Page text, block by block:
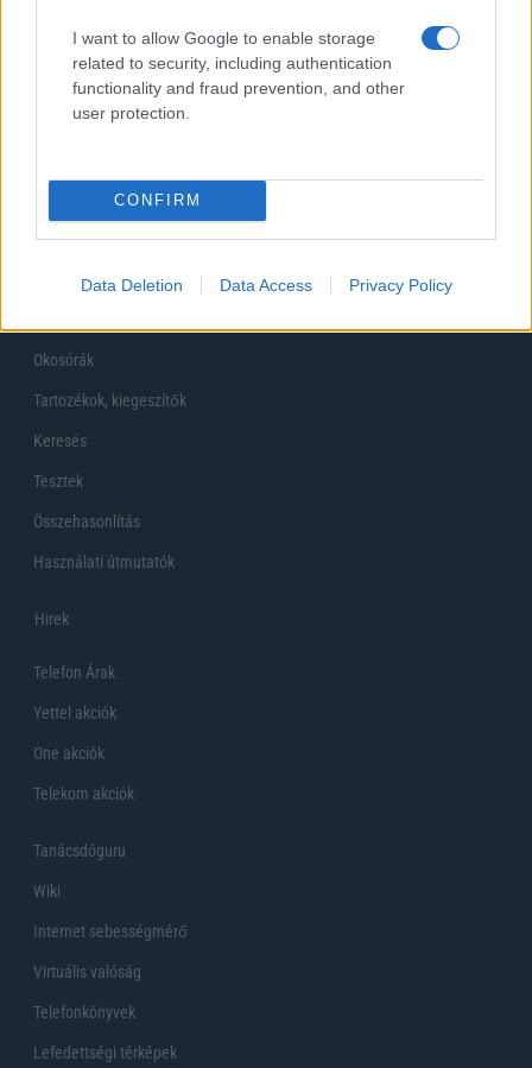
I want to allow Google to enable storage
related to security, including authentication
functionality and fraud prevention, and other
user protection.
CONFIRM
Data Deletion Data Access Privacy Policy
Főoldal
Készülékekguru
Mobiltelefonok
Okosórák
Tartozékok, kiegeszítők
Keresés
Tesztek
Összehasonlítás
Használati útmutatók
Hirek
Telefon Árak
Yettel akciók
One akciók
Telekom akciók
Tanácsdóguru
Wiki
Internet sebességmérő
Virtuális valóság
Telefonkönyvek
Lefedettségi térképek